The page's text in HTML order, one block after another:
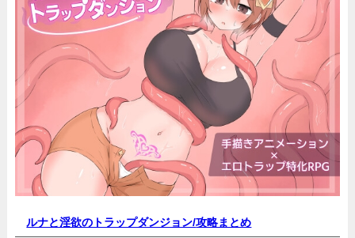
ルナと淫欲のトラップダンジョン/攻略まとめ